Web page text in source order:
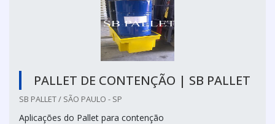
PALLET DE CONTENÇÃO | SB PALLET
SB PALLET / SÃO PAULO - SP
Aplicações do Pallet para contenção